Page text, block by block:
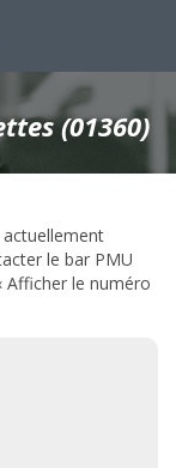
(01360)
le bar PMU
Afficher le numéro